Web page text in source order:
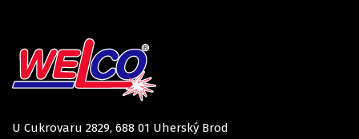
U Cukrovaru 2829, 688 01 Uherský Brod